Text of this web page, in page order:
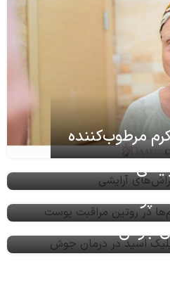
مرطوب‌کننده
آنلاین براش‌های
از سرم‌ها در روتین
پوست
سالیسیلیک اسید در
جوش